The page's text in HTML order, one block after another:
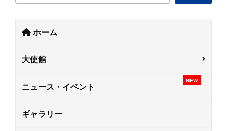
ホーム
大使館
NEW
ニュース・イベント
ギャラリー